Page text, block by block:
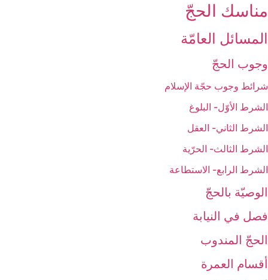
مناسك الحجّ‏
المسائل العامّة
وجوب الحجّ‏
شرائط وجوب حجّة الإسلام‏
الشرط الأوّل- البلوغ
الشرط الثاني- العقل
الشرط الثالث- الحرّية
الشرط الرابع- الاستطاعة
الوصيّة بالحجّ‏
فصل في النيابة
الحجّ المندوب‏
أقسام العمرة